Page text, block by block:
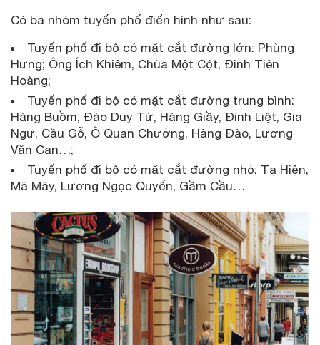
Có ba nhóm tuyến phố điển hình như sau:
Tuyến phố đi bộ có mặt cắt đường lớn: Phùng
Hưng; Ông Ích Khiêm, Chùa Một Cột, Đinh Tiên
Hoàng;
Tuyến phố đi bộ có mặt cắt đường trung bình:
Hàng Buồm, Đào Duy Từ, Hàng Giầy, Đinh Liệt, Gia
Ngư, Cầu Gỗ, Ô Quan Chưởng, Hàng Đào, Lương
Văn Can…;
Tuyến phố đi bộ có mặt cắt đường nhỏ: Tạ Hiện,
Mã Mây, Lương Ngọc Quyến, Gầm Cầu…